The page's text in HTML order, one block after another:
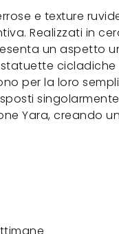
e texture
Realizzati in
un aspetto
cicladiche
per la loro
Yara, creando